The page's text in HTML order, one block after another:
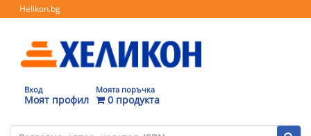
Helikon.bg
Вход
Моят профил
Моята поръчка
0 продукта